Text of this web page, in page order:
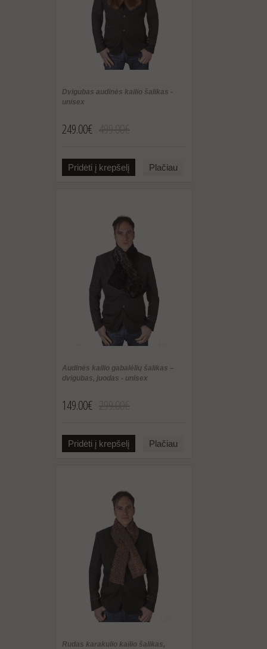
Dvigubas audinės kailio šalikas -
unisex
249.00€
Pridėti į krepšelį Plačiau
Audinės kailio gabalėlių šalikas –
dvigubas, juodas - unisex
149.00€
Pridėti į krepšelį Plačiau
Rudas karakulio kailio šalikas,